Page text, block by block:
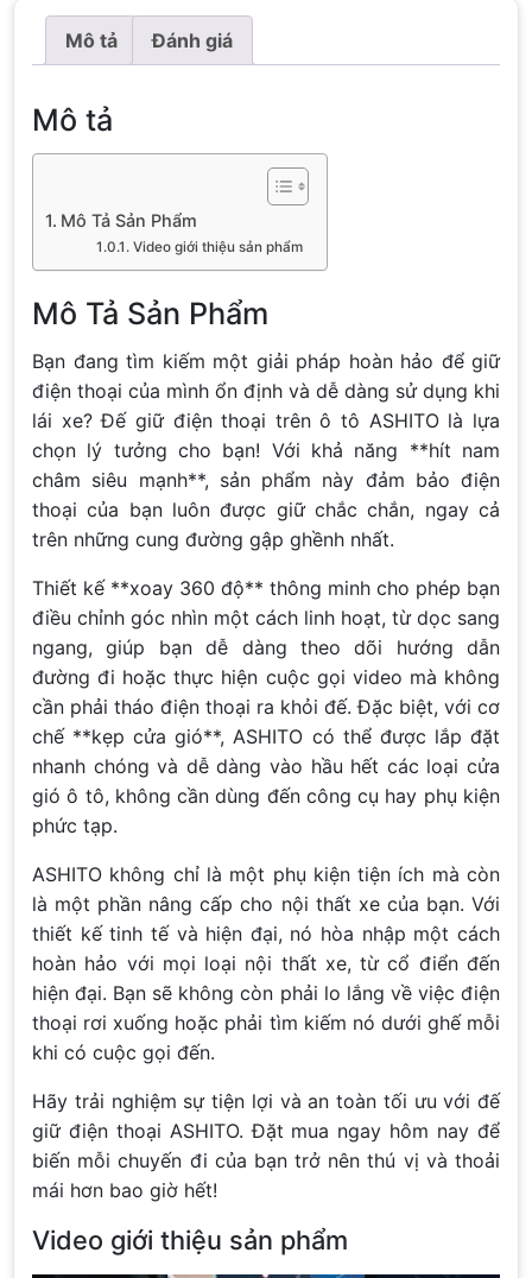
Mô tả Đánh giá
Mô tả
Mô Tả Sản Phẩm
Video giới thiệu sản phẩm
Mô Tả Sản Phẩm
Bạn đang tìm kiếm một giải pháp hoàn hảo để giữ
điện thoại của mình ổn định và dễ dàng sử dụng khi
lái xe? Đế giữ điện thoại trên ô tô ASHITO là lựa
chọn lý tưởng cho bạn! Với khả năng **hít nam
châm siêu mạnh**, sản phẩm này đảm bảo điện
thoại của bạn luôn được giữ chắc chắn, ngay cả
trên những cung đường gập ghềnh nhất.
Thiết kế **xoay 360 độ** thông minh cho phép bạn
điều chỉnh góc nhìn một cách linh hoạt, từ dọc sang
ngang, giúp bạn dễ dàng theo dõi hướng dẫn
đường đi hoặc thực hiện cuộc gọi video mà không
cần phải tháo điện thoại ra khỏi đế. Đặc biệt, với cơ
chế **kẹp cửa gió**, ASHITO có thể được lắp đặt
nhanh chóng và dễ dàng vào hầu hết các loại cửa
gió ô tô, không cần dùng đến công cụ hay phụ kiện
phức tạp.
ASHITO không chỉ là một phụ kiện tiện ích mà còn
là một phần nâng cấp cho nội thất xe của bạn. Với
thiết kế tinh tế và hiện đại, nó hòa nhập một cách
hoàn hảo với mọi loại nội thất xe, từ cổ điển đến
hiện đại. Bạn sẽ không còn phải lo lắng về việc điện
thoại rơi xuống hoặc phải tìm kiếm nó dưới ghế mỗi
khi có cuộc gọi đến.
Hãy trải nghiệm sự tiện lợi và an toàn tối ưu với đế
giữ điện thoại ASHITO. Đặt mua ngay hôm nay để
biến mỗi chuyến đi của bạn trở nên thú vị và thoải
mái hơn bao giờ hết!
Video giới thiệu sản phẩm